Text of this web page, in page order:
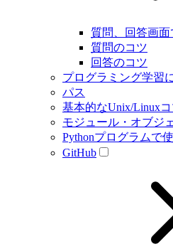
質問、回答画
質問のコツ
回答のコツ
プログラミング学習
パス
基本的なUnix/Linux
モジュール・オブジ
Pythonプログラムで
GitHub